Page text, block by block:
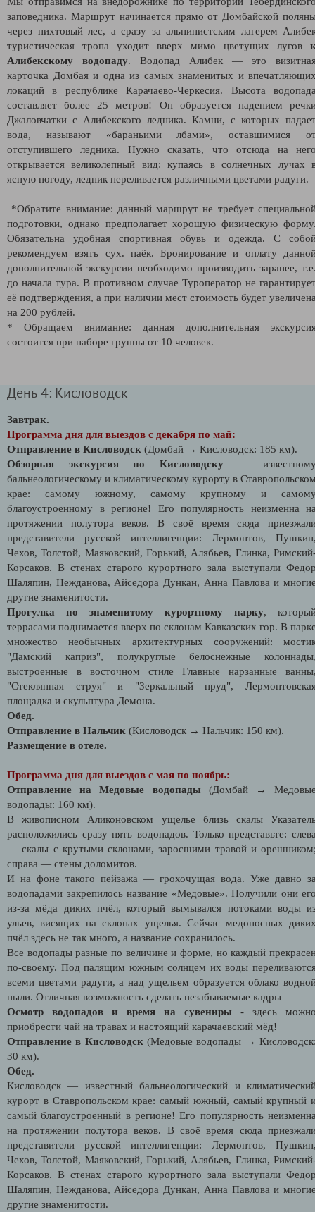
заповедника. Маршрут начинается прямо от Домбайской
через пихтовый лес, а сразу за альпинистским лагерем
туристическая тропа уходит вверх мимо цветущих лугов
Алибекскому водопаду. Водопад Алибек — это
карточка Домбая и одна из самых знаменитых и
локаций в республике Карачаево-Черкесия. Высота
составляет более 25 метров! Он образуется падением
Джаловчатки с Алибекского ледника. Камни, с которых
вода, называют «бараньими лбами», оставшимися
отступившего ледника. Нужно сказать, что отсюда на
открывается великолепный вид: купаясь в солнечных лучах
ясную погоду, ледник переливается различными цветами радуги.
*Обратите внимание: данный маршрут не требует
подготовки, однако предполагает хорошую физическую
Обязательна удобная спортивная обувь и одежда. С
рекомендуем взять сух. паёк. Бронирование и оплату
дополнительной экскурсии необходимо производить заранее,
до начала тура. В противном случае Туроператор не
её подтверждения, а при наличии мест стоимость будет
на 200 рублей.
* Обращаем внимание: данная дополнительная
состоится при наборе группы от 10 человек.
День 4: Кисловодск
Завтрак.
Программа дня для выездов с декабря по май:
Отправление в Кисловодск (Домбай → Кисловодск: 185 км).
Обзорная экскурсия по Кисловодску—
бальнеологическому и климатическому курорту в
крае: самому южному, самому крупному и
благоустроенному в регионе! Его популярность неизменна
протяжении полутора веков. В своё время сюда
представители русской интеллигенции: Лермонтов,
Чехов, Толстой, Маяковский, Горький, Алябьев, Глинка,
Корсаков. В стенах старого курортного зала выступали
Шаляпин, Нежданова, Айседора Дункан, Анна Павлова и
другие знаменитости.
Прогулка по знаменитому курортному парку,
террасами поднимается вверх по склонам Кавказских гор. В
множество необычных архитектурных сооружений:
"Дамский каприз", полукруглые белоснежные
выстроенные в восточном стиле Главные нарзанные
"Стеклянная струя" и "Зеркальный пруд",
площадка и скульптура Демона.
Обед.
Отправление в Нальчик (Кисловодск → Нальчик: 150 км).
Размещение в отеле.
Программа дня для выездов с мая по ноябрь:
Отправление на Медовые водопады (Домбай →
водопады: 160 км).
В живописном Аликоновском ущелье близь скалы
расположились сразу пять водопадов. Только представьте:
— скалы с крутыми склонами, заросшими травой и
справа — стены доломитов.
И на фоне такого пейзажа — грохочущая вода. Уже давно
водопадами закрепилось название «Медовые». Получили они
из-за мёда диких пчёл, который вымывался потоками воды
ульев, висящих на склонах ущелья. Сейчас медоносных
пчёл здесь не так много, а название сохранилось.
Все водопады разные по величине и форме, но каждый
по-своему. Под палящим южным солнцем их воды
всеми цветами радуги, а над ущельем образуется облако
пыли. Отличная возможность сделать незабываемые кадры
Осмотр водопадов и время на сувениры - здесь
приобрести чай на травах и настоящий карачаевский мёд!
Отправление в Кисловодск (Медовые водопады →
30 км).
Обед.
Кисловодск — известный бальнеологический и
курорт в Ставропольском крае: самый южный, самый крупный
самый благоустроенный в регионе! Его популярность
на протяжении полутора веков. В своё время сюда
представители русской интеллигенции: Лермонтов,
Чехов, Толстой, Маяковский, Горький, Алябьев, Глинка,
Корсаков. В стенах старого курортного зала выступали
Шаляпин, Нежданова, Айседора Дункан, Анна Павлова и
другие знаменитости.